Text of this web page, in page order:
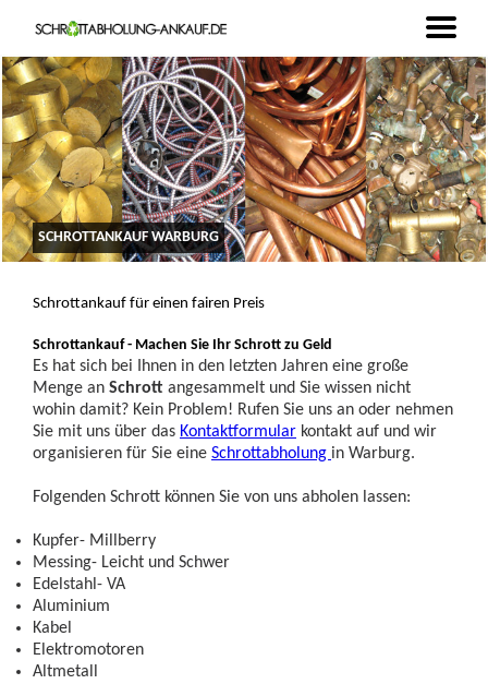
SCHROTTANKAUF WARBURG
Schrottankauf für einen fairen Preis
Schrottankauf - Machen Sie Ihr Schrott zu Geld
Es hat sich bei Ihnen in den letzten Jahren eine große
Menge an Schrott angesammelt und Sie wissen nicht
wohin damit? Kein Problem! Rufen Sie uns an oder nehmen
Sie mit uns über das Kontaktformular kontakt auf und wir
organisieren für Sie eine Schrottabholung in Warburg.
Folgenden Schrott können Sie von uns abholen lassen:
Kupfer- Millberry
Messing- Leicht und Schwer
Edelstahl- VA
Aluminium
Kabel
Elektromotoren
Altmetall